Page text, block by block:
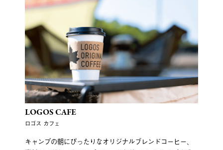
LOGOS CAFE
ロゴス カフェ
キャンプの朝にぴったりなオリジナルブレンドコーヒー、